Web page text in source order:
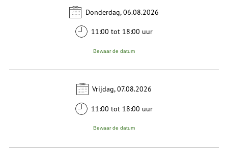
Donderdag, 06.08.2026
11:00 tot 18:00 uur
Bewaar de datum
Vrijdag, 07.08.2026
11:00 tot 18:00 uur
Bewaar de datum